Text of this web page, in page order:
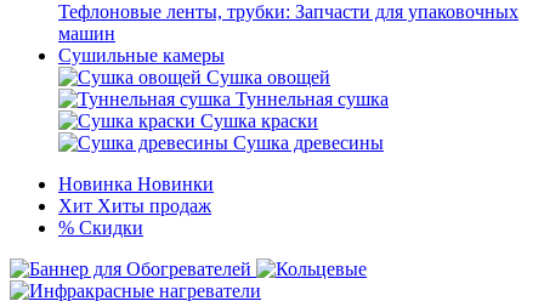
Тефлоновые ленты, трубки: Запчасти для упаковочных
машин
Сушильные камеры
Сушка овощей
Туннельная сушка
Сушка краски
Сушка древесины
Новинка Новинки
Хит Хиты продаж
% Скидки